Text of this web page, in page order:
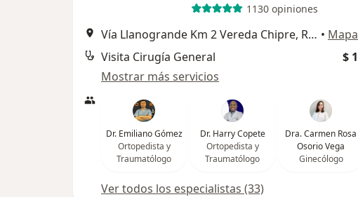
1130 opiniones
Vía Llanogrande Km 2 Vereda Chipre, Rionegro • Mapa
Visita Cirugía General
$ 1
Mostrar más servicios
Dr. Emiliano Gómez
Ortopedista y
Traumatólogo
Dr. Harry Copete
Ortopedista y
Traumatólogo
Dra. Carmen Rosa
Osorio Vega
Ginecólogo
Ver todos los especialistas (33)